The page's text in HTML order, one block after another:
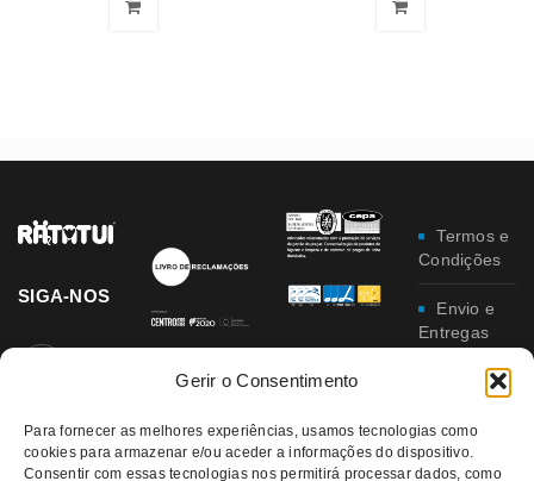
Gerir o Consentimento
Para fornecer as melhores experiências, usamos tecnologias como
cookies para armazenar e/ou aceder a informações do dispositivo.
Consentir com essas tecnologias nos permitirá processar dados, como
SIGA-NOS
Termos e
Condições
Envio e
Entregas
Trocas e
Política